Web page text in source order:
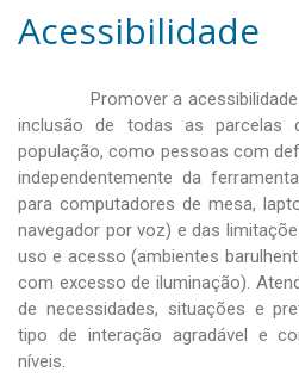
Acessibilidade
Promover a acessibilidade
inclusão de todas as parcelas
população, como pessoas com
independentemente da
para computadores de mesa,
navegador por voz) e das
uso e acesso (ambientes
com excesso de iluminação).
de necessidades, situações e
tipo de interação agradável e
níveis.